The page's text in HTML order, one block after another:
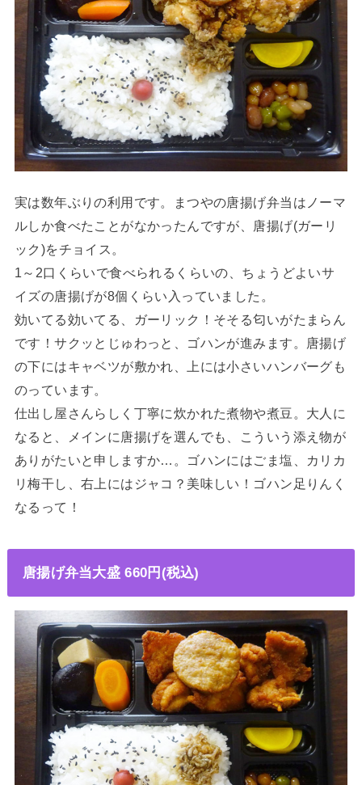
実は数年ぶりの利用です。まつやの唐揚げ弁当はノーマ
ルしか食べたことがなかったんですが、唐揚げ(ガーリ
ック)をチョイス。
1～2口くらいで食べられるくらいの、ちょうどよいサ
イズの唐揚げが8個くらい入っていました。
効いてる効いてる、ガーリック！そそる匂いがたまらん
です！サクッとじゅわっと、ゴハンが進みます。唐揚げ
の下にはキャベツが敷かれ、上には小さいハンバーグも
のっています。
仕出し屋さんらしく丁寧に炊かれた煮物や煮豆。大人に
なると、メインに唐揚げを選んでも、こういう添え物が
ありがたいと申しますか…。ゴハンにはごま塩、カリカ
リ梅干し、右上にはジャコ？美味しい！ゴハン足りんく
なるって！
唐揚げ弁当大盛 660円(税込)